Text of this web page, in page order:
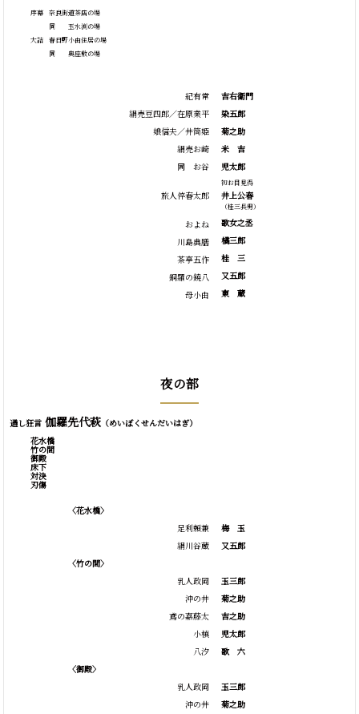
序幕
大詰
奈良街道茶店の場
同 玉水渕の場
春日野小由住居の場
同 奥座敷の場
紀有常
絹売豆四郎／在原業平
娘信夫／井筒姫
絹売お崎
同 お谷
旅人倅春太郎
およね
川島典膳
茶亭五作
銅羅の鐃八
母小由
吉右衛門
染五郎
菊之助
米
吉
児太郎
初お目見得
井上公春
（桂三長男）
歌女之丞
橘三郎
桂
三
又五郎
東
蔵
夜の部
通し狂言伽羅先代萩（めいぼくせんだいはぎ）
花水橋
竹の間
御殿
床下
対決
刃傷
〈花水橋〉
〈竹の間〉
〈御殿〉
足利頼兼
絹川谷蔵
乳人政岡
沖の井
鳶の嘉藤太
小槙
八汐
乳人政岡
沖の井
梅
玉
又五郎
玉三郎
菊之助
吉之助
児太郎
歌
六
玉三郎
菊之助